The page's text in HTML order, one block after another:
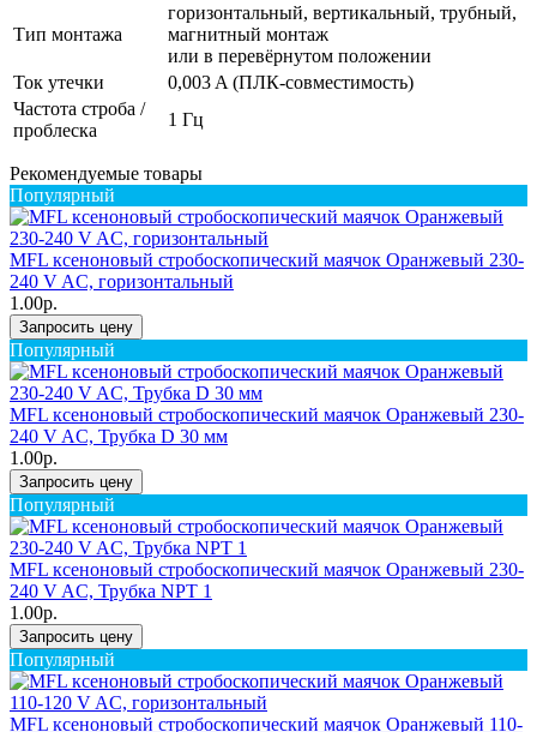
Тип монтажа
горизонтальный, вертикальный, трубный,
магнитный монтаж
или в перевёрнутом положении
Ток утечки
0,003 A (ПЛК-совместимость)
Частота строба /
проблеска
1 Гц
Рекомендуемые товары
Популярный
MFL ксеноновый стробоскопический маячок Оранжевый 230-
240 V AC, горизонтальный
1.00р.
Запросить цену
Популярный
MFL ксеноновый стробоскопический маячок Оранжевый 230-
240 V AC, Трубка D 30 мм
1.00р.
Запросить цену
Популярный
MFL ксеноновый стробоскопический маячок Оранжевый 230-
240 V AC, Трубка NPT 1
1.00р.
Запросить цену
Популярный
MFL ксеноновый стробоскопический маячок Оранжевый 110-